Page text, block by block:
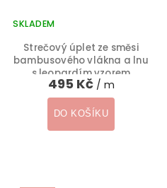
Strečový úplet ze směsi
bambusového vlákna a lnu
s leopardím vzorem
SKLADEM
495 Kč / m
DO KOŠÍKU